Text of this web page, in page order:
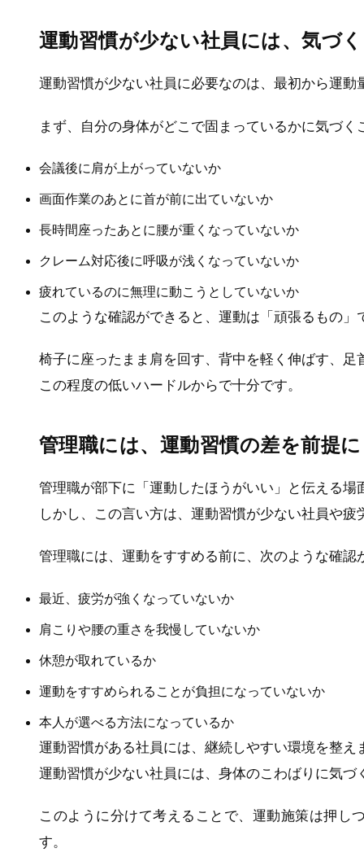
運動習慣が少ない社員には、気づ
運動習慣が少ない社員に必要なのは、最初から運
まず、自分の身体がどこで固まっているかに気づく
会議後に肩が上がっていないか
画面作業のあとに首が前に出ていないか
長時間座ったあとに腰が重くなっていないか
クレーム対応後に呼吸が浅くなっていないか
疲れているのに無理に動こうとしていないか
このような確認ができると、運動は「頑張るもの
椅子に座ったまま肩を回す、背中を軽く伸ばす、
この程度の低いハードルからで十分です。
管理職には、運動習慣の差を前提
管理職が部下に「運動したほうがいい」と伝える場
しかし、この言い方は、運動習慣が少ない社員や
管理職には、運動をすすめる前に、次のような確認
最近、疲労が強くなっていないか
肩こりや腰の重さを我慢していないか
休憩が取れているか
運動をすすめられることが負担になっていないか
本人が選べる方法になっているか
運動習慣がある社員には、継続しやすい環境を整え
運動習慣が少ない社員には、身体のこわばりに気づ
このように分けて考えることで、運動施策は押し
す。